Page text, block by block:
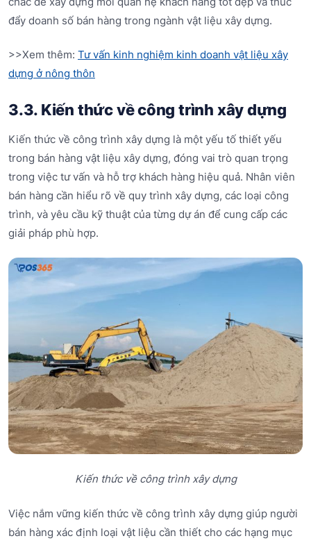
đẩy doanh số bán hàng trong ngành vật liệu xây dựng.
>>Xem thêm: Tư vấn kinh nghiệm kinh doanh vật liệu xây
dựng ở nông thôn
3.3. Kiến thức về công trình xây dựng
Kiến thức về công trình xây dựng là một yếu tố thiết yếu
trong bán hàng vật liệu xây dựng, đóng vai trò quan trọng
trong việc tư vấn và hỗ trợ khách hàng hiệu quả. Nhân viên
bán hàng cần hiểu rõ về quy trình xây dựng, các loại công
trình, và yêu cầu kỹ thuật của từng dự án để cung cấp các
giải pháp phù hợp.
Kiến thức về công trình xây dựng
Việc nắm vững kiến thức về công trình xây dựng giúp người
bán hàng xác định loại vật liệu cần thiết cho các hạng mục